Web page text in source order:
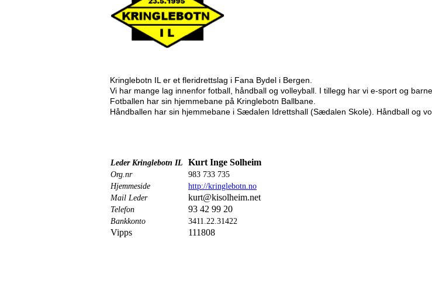
Kringlebotn IL er et fleridrettslag i Fana Bydel i Bergen.
Vi har mange lag innenfor fotball, håndball og volleyball. I tillegg har vi e-sport og
Fotballen har sin hjemmebane på Kringlebotn Ballbane.
Håndballen har sin hjemmebane i Sædalen Idrettshall (Sædalen Skole). Håndball og
Leder Kringlebotn IL Kurt Inge Solheim
Org.nr
983 733 735
Hjemmeside
http://kringlebotn.no
Mail Leder
kurt@kisolheim.net
Telefon 93 42 99 20
Bankkonto 3411.22.31422
Vipps 111808